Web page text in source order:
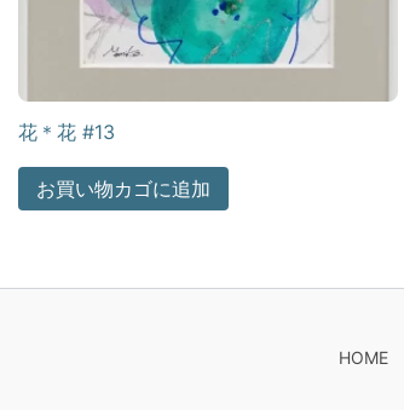
花＊花 #13
お買い物カゴに追加
HOME